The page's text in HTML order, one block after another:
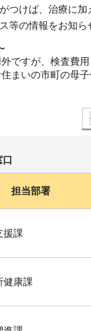
つけば、治療に
等の情報をお知ら
ですが、検査費
まいの市町の母
担当部署
援課
健康課